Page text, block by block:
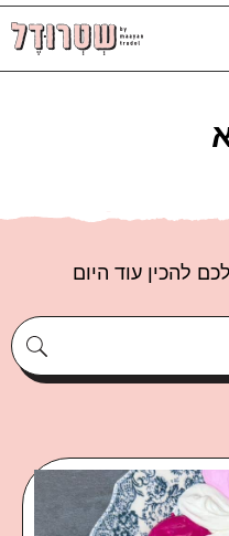
להכין עוד היום